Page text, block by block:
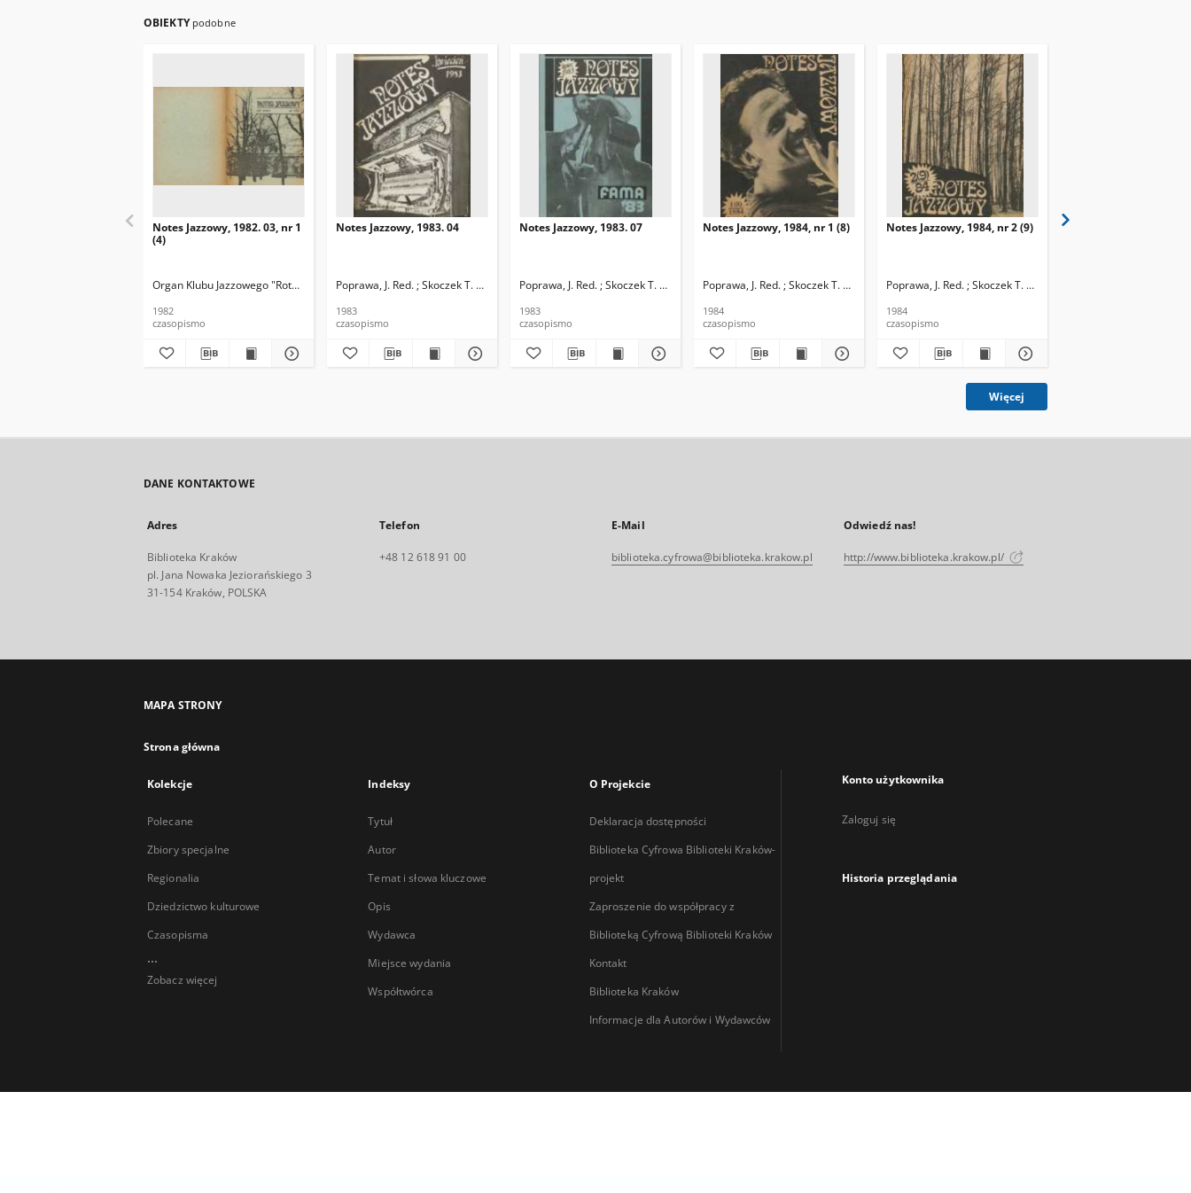
OBIEKTY podobne
Notes Jazzowy, 1982. 03, nr 1
(4)
Organ Klubu Jazzowego "Rotunda" Skoczek, T. Red.
1982
czasopismo
Notes Jazzowy, 1983. 04
Poprawa, J. Red. ; Skoczek T. Red.
1983
czasopismo
Notes Jazzowy, 1983. 07
Poprawa, J. Red. ; Skoczek T. Red.
1983
czasopismo
Notes Jazzowy, 1984, nr 1 (8)
Poprawa, J. Red. ; Skoczek T. Red.
1984
czasopismo
Notes Jazzowy, 1984, nr 2 (9)
Poprawa, J. Red. ; Skoczek T. Red.
1984
czasopismo
Więcej
DANE KONTAKTOWE
Adres
Biblioteka Kraków
pl. Jana Nowaka Jeziorańskiego 3
31-154 Kraków, POLSKA
Telefon
+48 12 618 91 00
E-Mail
biblioteka.cyfrowa@biblioteka.krakow.pl
Odwiedź nas!
http://www.biblioteka.krakow.pl/
MAPA STRONY
Strona główna
Kolekcje
Polecane
Zbiory specjalne
Regionalia
Dziedzictwo kulturowe
Czasopisma
...
Zobacz więcej
Indeksy
Tytuł
Autor
Temat i słowa kluczowe
Opis
Wydawca
Miejsce wydania
Współtwórca
O Projekcie
Deklaracja dostępności
Biblioteka Cyfrowa Biblioteki Kraków-
projekt
Zaproszenie do współpracy z
Biblioteką Cyfrową Biblioteki Kraków
Kontakt
Biblioteka Kraków
Informacje dla Autorów i Wydawców
Konto użytkownika
Zaloguj się
Historia przeglądania